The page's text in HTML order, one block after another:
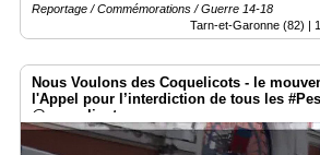
Reportage / Commémorations / Guerre 14-18
Tarn-et-Garonne (82) |
Nous Voulons des Coquelicots - le
l'Appel pour l’interdiction de tous les
@coquelicots_